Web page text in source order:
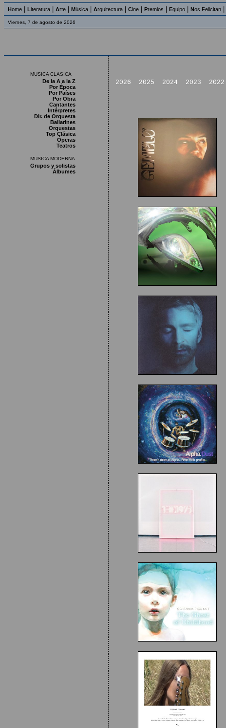
Home Literatura Arte Música Arquitectura Cine Premios Equipo Nos Felicitan
Viernes, 7 de agosto de 2026
MUSICA CLASICA
De la A a la Z
Por Época
Por Países
Por Obra
Cantantes
Intérpretes
Dir. de Orquesta
Bailarines
Orquestas
Top Clásica
Óperas
Teatros
MUSICA MODERNA
Grupos y solistas
Álbumes
2026 2025 2024 2023 2022